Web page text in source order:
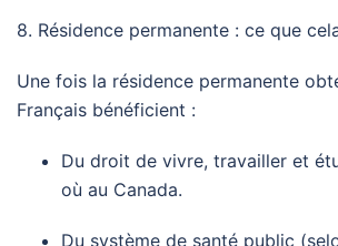
8. Résidence permanente : ce que
Une fois la résidence permanente
Français bénéficient :
Du droit de vivre, travailler et
où au Canada.
Du système de santé public